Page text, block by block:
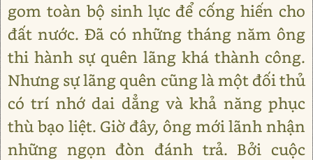
gom toàn bộ sinh lực để cống hiến cho
đất nước. Đã có những tháng năm ông
thi hành sự quên lãng khá thành công.
Nhưng sự lãng quên cũng là một đối thủ
có trí nhớ dai dẳng và khả năng phục
thù bạo liệt. Giờ đây, ông mới lãnh nhận
những ngọn đòn đánh trả. Bởi cuộc